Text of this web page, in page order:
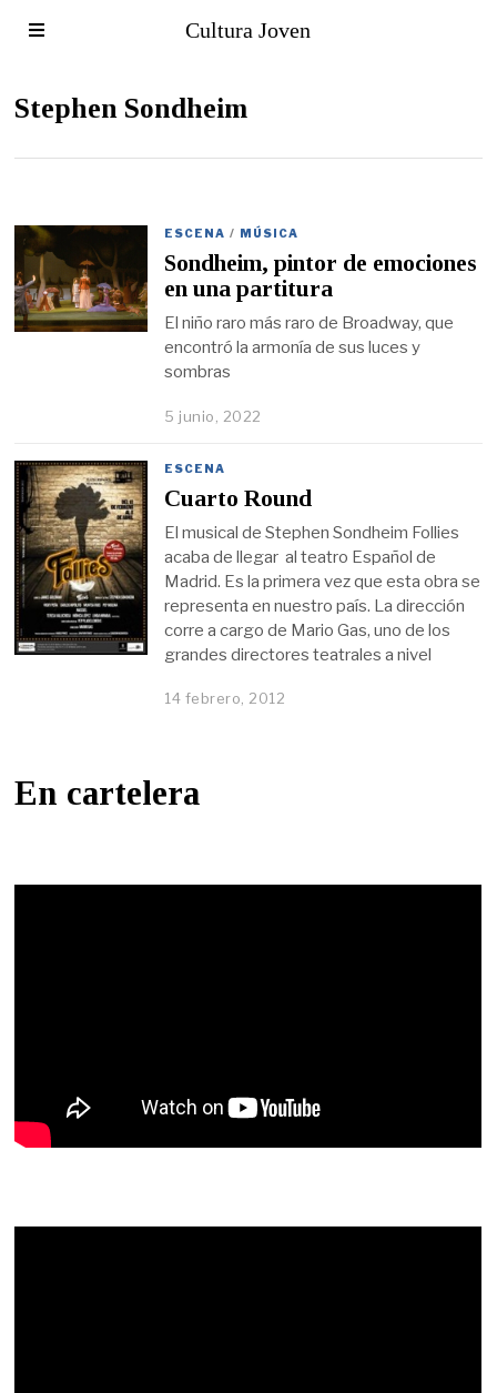
Cultura Joven
Stephen Sondheim
ESCENA / MÚSICA
Sondheim, pintor de emociones
en una partitura
El niño raro más raro de Broadway, que
encontró la armonía de sus luces y
sombras
5 junio, 2022
ESCENA
Cuarto Round
El musical de Stephen Sondheim Follies
acaba de llegar al teatro Español de
Madrid. Es la primera vez que esta obra se
representa en nuestro país. La dirección
corre a cargo de Mario Gas, uno de los
grandes directores teatrales a nivel
14 febrero, 2012
En cartelera